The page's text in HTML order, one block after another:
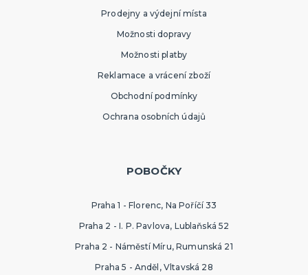
Prodejny a výdejní místa
Možnosti dopravy
Možnosti platby
Reklamace a vrácení zboží
Obchodní podmínky
Ochrana osobních údajů
POBOČKY
Praha 1 - Florenc, Na Poříčí 33
Praha 2 - I. P. Pavlova, Lublaňská 52
Praha 2 - Náměstí Míru, Rumunská 21
Praha 5 - Anděl, Vltavská 28